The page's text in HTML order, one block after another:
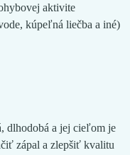
aktivite
kúpeľná liečba a iné)
dlhodobá a jej cieľom je
zápal a zlepšiť kvalitu